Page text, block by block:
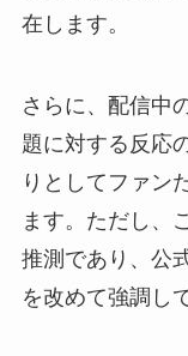
在します。
さらに、配信中
題に対する反応
りとしてファン
ます。ただし、
推測であり、公
を改めて強調し